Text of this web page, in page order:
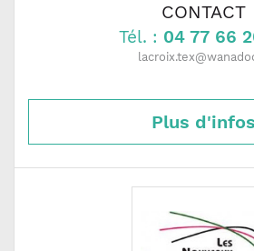
CONTACT
Tél. : 04 77 66
Plus d'infos